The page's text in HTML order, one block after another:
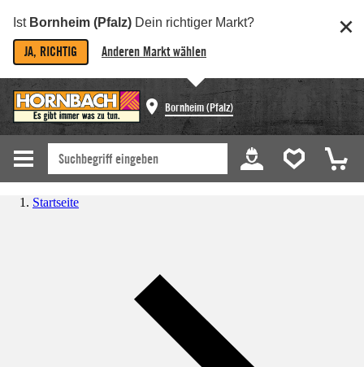
Ist Bornheim (Pfalz) Dein richtiger Markt?
JA, RICHTIG Anderen Markt wählen
Bornheim (Pfalz)
Startseite